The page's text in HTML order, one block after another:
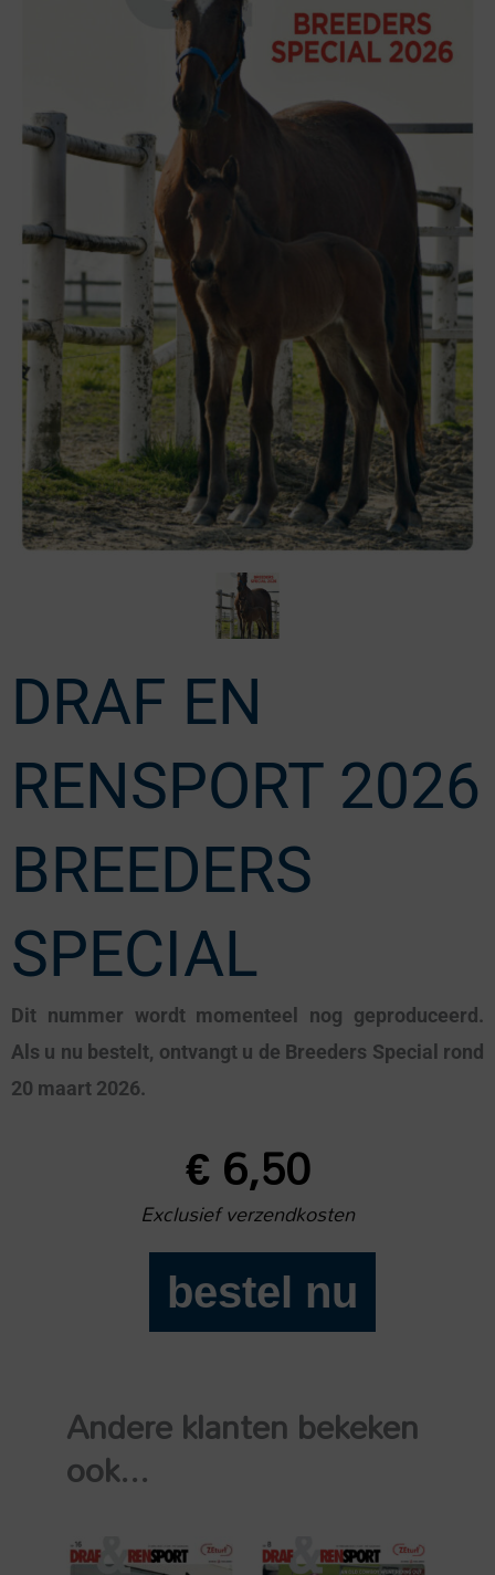
DRAF EN
RENSPORT 2026
BREEDERS
SPECIAL
Dit nummer wordt momenteel nog geproduceerd.
Als u nu bestelt, ontvangt u de Breeders Special rond
20 maart 2026.
€6,50
Exclusief verzendkosten
en
Breeders
Special
bestel nu
Andere klanten bekeken
ook...